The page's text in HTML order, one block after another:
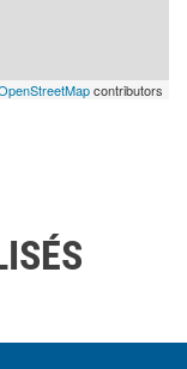
contributors